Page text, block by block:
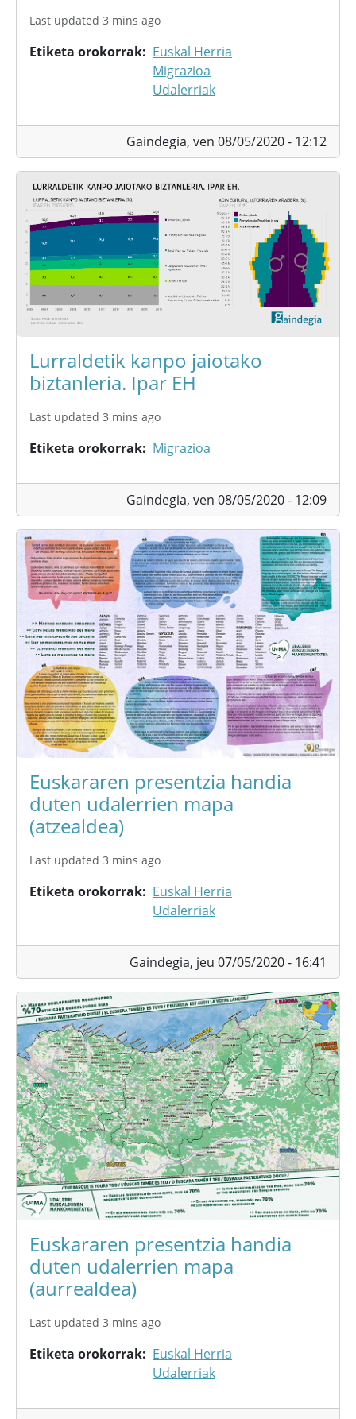
Last updated 3 mins ago
Etiketa orokorrak
Euskal Herria
Migrazioa
Udalerriak
Gaindegia, ven 08/05/2020 - 12:12
Lurraldetik kanpo jaiotako
biztanleria. Ipar EH
Last updated 3 mins ago
Etiketa orokorrak Migrazioa
Gaindegia, ven 08/05/2020 - 12:09
Euskararen presentzia handia
duten udalerrien mapa
(atzealdea)
Last updated 3 mins ago
Etiketa orokorrak
Euskal Herria
Udalerriak
Gaindegia, jeu 07/05/2020 - 16:41
Euskararen presentzia handia
duten udalerrien mapa
(aurrealdea)
Last updated 3 mins ago
Etiketa orokorrak
Euskal Herria
Udalerriak